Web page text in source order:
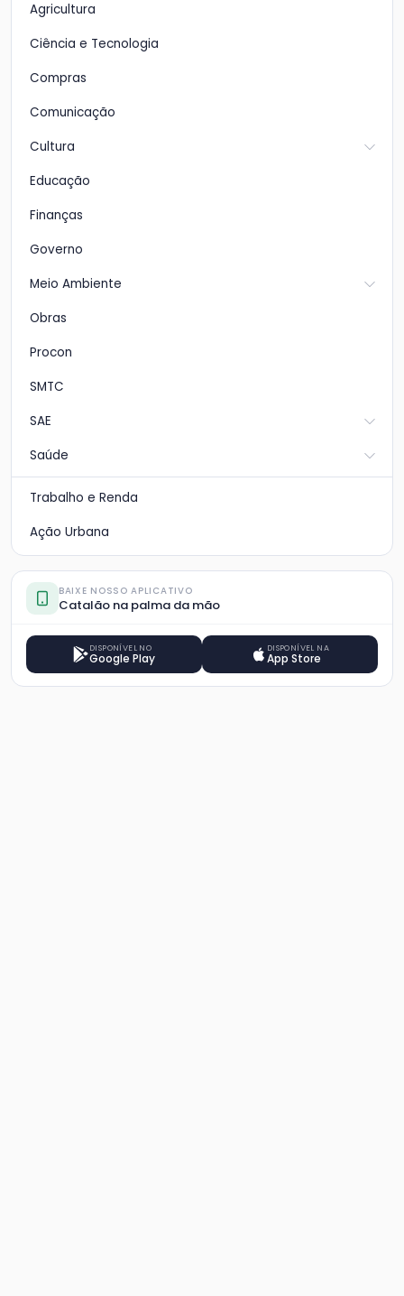
Agricultura
Ciência e Tecnologia
Compras
Comunicação
Cultura
Educação
Finanças
Governo
Meio Ambiente
Obras
Procon
SMTC
SAE
Saúde
Trabalho e Renda
Ação Urbana
BAIXE NOSSO APLICATIVO
Catalão na palma da mão
DISPONÍVEL NO
Google Play
DISPONÍVEL NA
App Store